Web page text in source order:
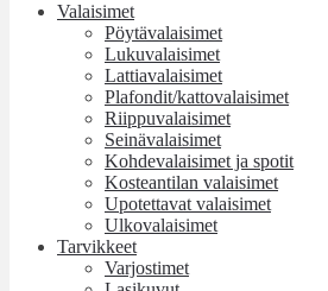
Valaisimet
Pöytävalaisimet
Lukuvalaisimet
Lattiavalaisimet
Plafondit/kattovalaisimet
Riippuvalaisimet
Seinävalaisimet
Kohdevalaisimet ja spotit
Kosteantilan valaisimet
Upotettavat valaisimet
Ulkovalaisimet
Tarvikkeet
Varjostimet